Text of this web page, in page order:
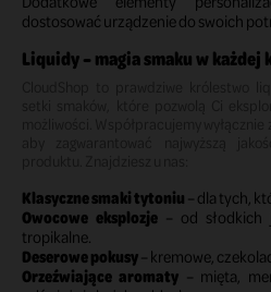
dostosować urządzenie do swoich
Liquidy – magia smaku w każdej
Klasyczne smaki tytoniu – dla tych,
Owocowe eksplozje – od
tropikalne.
Deserowe pokusy – kremowe,
Orzeźwiające aromaty – mięta,